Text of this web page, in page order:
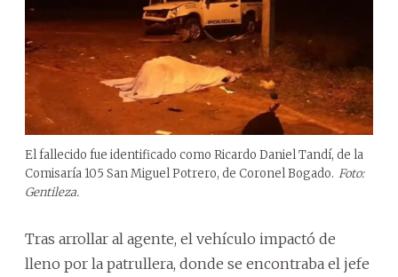
El fallecido fue identificado como Ricardo Daniel Tandí, de la
Comisaría 105 San Miguel Potrero, de Coronel Bogado. Foto:
Gentileza.
Tras arrollar al agente, el vehículo impactó de
lleno por la patrullera, donde se encontraba el jefe